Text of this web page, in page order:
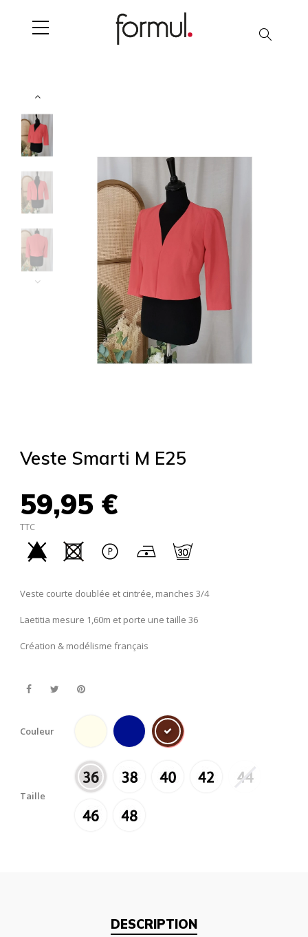
Chercher
Veste Smarti M E25
59,95 €
TTC
Veste courte doublée et cintrée, manches 3/4
Laetitia mesure 1,60m et porte une taille 36
Création & modélisme français
Couleur
Taille
DESCRIPTION